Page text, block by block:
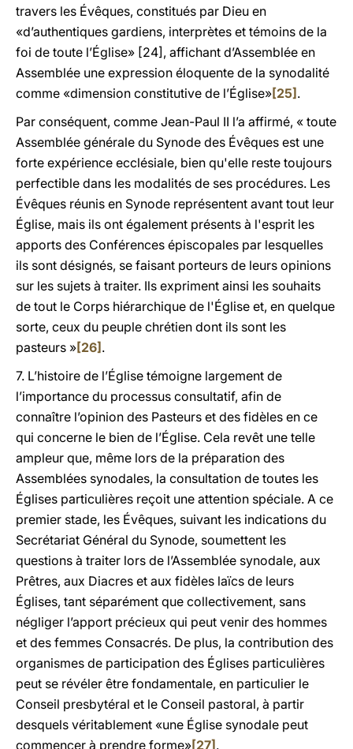
travers les Évêques, constitués par Dieu en
«d’authentiques gardiens, interprètes et témoins de la
foi de toute l’Église» [24], affichant d’Assemblée en
Assemblée une expression éloquente de la synodalité
comme «dimension constitutive de l’Église»[25] .
Par conséquent, comme Jean-Paul II l’a affirmé, « toute
Assemblée générale du Synode des Évêques est une
forte expérience ecclésiale, bien qu'elle reste toujours
perfectible dans les modalités de ses procédures. Les
Évêques réunis en Synode représentent avant tout leur
Église, mais ils ont également présents à l'esprit les
apports des Conférences épiscopales par lesquelles
ils sont désignés, se faisant porteurs de leurs opinions
sur les sujets à traiter. Ils expriment ainsi les souhaits
de tout le Corps hiérarchique de l'Église et, en quelque
sorte, ceux du peuple chrétien dont ils sont les
pasteurs »[26] .
7. L’histoire de l’Église témoigne largement de
l’importance du processus consultatif, afin de
connaître l’opinion des Pasteurs et des fidèles en ce
qui concerne le bien de l’Église. Cela revêt une telle
ampleur que, même lors de la préparation des
Assemblées synodales, la consultation de toutes les
Églises particulières reçoit une attention spéciale. A ce
premier stade, les Évêques, suivant les indications du
Secrétariat Général du Synode, soumettent les
questions à traiter lors de l’Assemblée synodale, aux
Prêtres, aux Diacres et aux fidèles laïcs de leurs
Églises, tant séparément que collectivement, sans
négliger l’apport précieux qui peut venir des hommes
et des femmes Consacrés. De plus, la contribution des
organismes de participation des Églises particulières
peut se révéler être fondamentale, en particulier le
Conseil presbytéral et le Conseil pastoral, à partir
desquels véritablement «une Église synodale peut
commencer à prendre forme»[27] .